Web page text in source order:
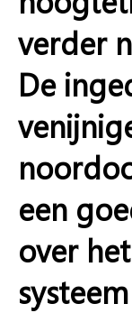
verder
De
een
over